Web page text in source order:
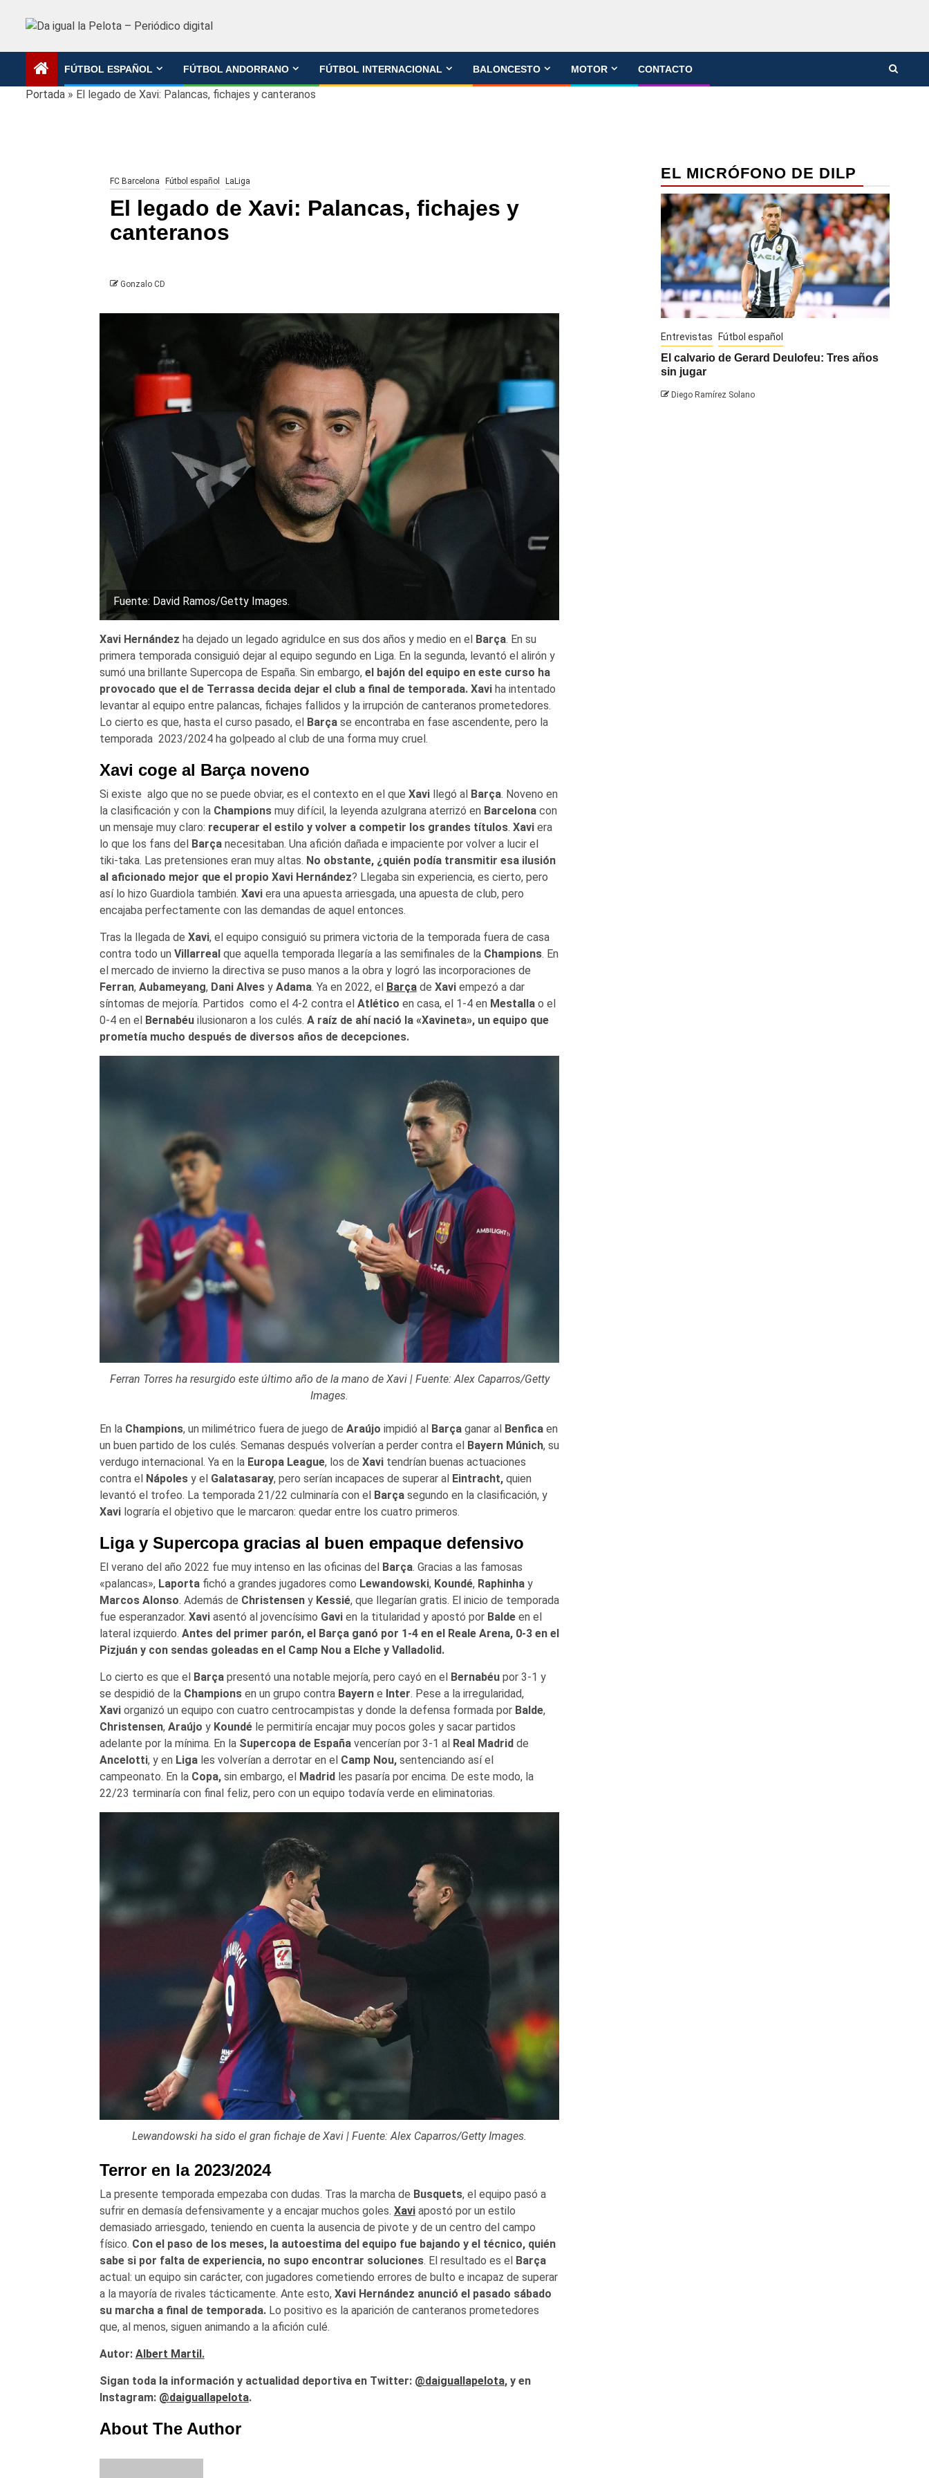
FÚTBOL ESPAÑOL FÚTBOL ANDORRANO FÚTBOL INTERNACIONAL BALONCESTO MOTOR CONTACTO
Portada » El legado de Xavi: Palancas, fichajes y canteranos
FC Barcelona Fútbol español LaLiga
El legado de Xavi: Palancas, fichajes y
canteranos
Gonzalo CD
Fuente: David Ramos/Getty Images.
Xavi Hernández ha dejado un legado agridulce en sus dos años y medio en el Barça. En su
primera temporada consiguió dejar al equipo segundo en Liga. En la segunda, levantó el alirón y
sumó una brillante Supercopa de España. Sin embargo, el bajón del equipo en este curso ha
provocado que el de Terrassa decida dejar el club a final de temporada. Xaviha intentado
levantar al equipo entre palancas, fichajes fallidos y la irrupción de canteranos prometedores.
Lo cierto es que, hasta el curso pasado, el Barça se encontraba en fase ascendente, pero la
temporada 2023/2024 ha golpeado al club de una forma muy cruel.
Xavi coge al Barça noveno
Si existe algo que no se puede obviar, es el contexto en el que Xavillegó al Barça. Noveno en
la clasificación y con la Champions muy difícil, la leyenda azulgrana aterrizó en Barcelona con
un mensaje muy claro: recuperar el estilo y volver a competir los grandes títulos. Xaviera
lo que los fans del Barçanecesitaban. Una afición dañada e impaciente por volver a lucir el
tiki-taka. Las pretensiones eran muy altas. No obstante, ¿quién podía transmitir esa ilusión
al aficionado mejor que el propio Xavi Hernández? Llegaba sin experiencia, es cierto, pero
así lo hizo Guardiola también. Xavi era una apuesta arriesgada, una apuesta de club, pero
encajaba perfectamente con las demandas de aquel entonces.
Tras la llegada de Xavi, el equipo consiguió su primera victoria de la temporada fuera de casa
contra todo un Villarrealque aquella temporada llegaría a las semifinales de la Champions. En
el mercado de invierno la directiva se puso manos a la obra y logró las incorporaciones de
Ferran, Aubameyang, Dani Alvesy Adama. Ya en 2022, el Barçade Xaviempezó a dar
síntomas de mejoría. Partidos como el 4-2 contra el Atlético en casa, el 1-4 en Mestalla o el
0-4 en el Bernabéu ilusionaron a los culés. A raíz de ahí nació la «Xavineta», un equipo que
prometía mucho después de diversos años de decepciones.
Ferran Torres ha resurgido este último año de la mano de Xavi | Fuente: Alex Caparros/Getty
Images.
En la Champions, un milimétrico fuera de juego de Araújo impidió al Barça ganar al Benficaen
un buen partido de los culés. Semanas después volverían a perder contra el
Bayern Múnich, su
verdugo internacional. Ya en la Europa League, los de Xavi tendrían buenas actuaciones
contra el
Nápoles y el Galatasaray, pero serían incapaces de superar al Eintracht,quien
levantó el trofeo. La temporada 21/22 culminaría con el
Barçasegundo en la clasificación, y
Xavi lograría el objetivo que le marcaron: quedar entre los cuatro primeros.
Liga y Supercopa gracias al buen empaque defensivo
El verano del año 2022 fue muy intenso en las oficinas del Barça. Gracias a las famosas
«palancas», Laporta fichó a grandes jugadores como Lewandowski, Koundé, Raphinha y
Marcos Alonso. Además de Christensen y Kessié, que llegarían gratis. El inicio de temporada
fue esperanzador. Xavi asentó al jovencísimo Gavi en la titularidad y apostó por Baldeen el
lateral izquierdo. Antes del primer parón, el Barça ganó por 1-4 en el Reale Arena, 0-3 en el
Pizjuán y con sendas goleadas en el Camp Nou a Elche y Valladolid.
Lo cierto es que el Barçapresentó una notable mejoría, pero cayó en el Bernabéupor 3-1 y
se despidió de la Champions en un grupo contra Bayerne Inter. Pese a la irregularidad,
Xavi organizó un equipo con cuatro centrocampistas y donde la defensa formada por Balde,
Christensen, Araújo y Koundé le permitiría encajar muy pocos goles y sacar partidos
adelante por la mínima. En la Supercopa de España vencerían por 3-1 al Real Madrid de
Ancelotti, y en Liga les volverían a derrotar en el Camp Nou, sentenciando así el
campeonato. En la Copa, sin embargo, el Madrid les pasaría por encima. De este modo, la
22/23 terminaría con final feliz, pero con un equipo todavía verde en eliminatorias.
Lewandowski ha sido el gran fichaje de Xavi | Fuente: Alex Caparros/Getty Images.
Terror en la 2023/2024
La presente temporada empezaba con dudas. Tras la marcha de Busquets, el equipo pasó a
sufrir en demasía defensivamente y a encajar muchos goles. Xavi apostó por un estilo
demasiado arriesgado, teniendo en cuenta la ausencia de pivote y de un centro del campo
físico. Con el paso de los meses, la autoestima del equipo fue bajando y el técnico, quién
sabe si por falta de experiencia, no supo encontrar soluciones. El resultado es el
Barça
actual: un equipo sin carácter, con jugadores cometiendo errores de bulto e incapaz de superar
a la mayoría de rivales tácticamente. Ante esto,Xavi Hernández anunció el pasado sábado
su marcha a final de temporada.Lo positivo es la aparición de canteranos prometedores
que, al menos, siguen animando a la afición culé.
Autor: Albert Martil.
Sigan toda la información y actualidad deportiva en Twitter: @daiguallapelota, y en
Instagram: @daiguallapelota.
About The Author
EL MICRÓFONO DE DILP
Entrevistas Fútbol español
El calvario de Gerard Deulofeu: Tres años
sin jugar
Diego Ramírez Solano